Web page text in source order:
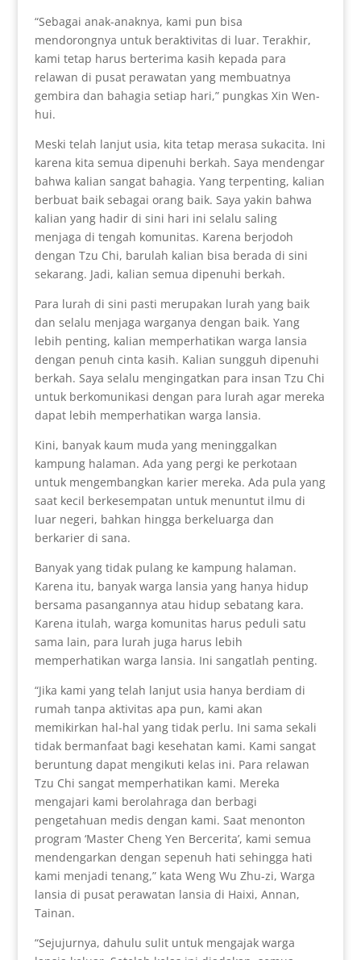
“Sebagai anak-anaknya, kami pun bisa
mendorongnya untuk beraktivitas di luar. Terakhir,
kami tetap harus berterima kasih kepada para
relawan di pusat perawatan yang membuatnya
gembira dan bahagia setiap hari,” pungkas Xin Wen-
hui.
Meski telah lanjut usia, kita tetap merasa sukacita. Ini
karena kita semua dipenuhi berkah. Saya mendengar
bahwa kalian sangat bahagia. Yang terpenting, kalian
berbuat baik sebagai orang baik. Saya yakin bahwa
kalian yang hadir di sini hari ini selalu saling
menjaga di tengah komunitas. Karena berjodoh
dengan Tzu Chi, barulah kalian bisa berada di sini
sekarang. Jadi, kalian semua dipenuhi berkah.
Para lurah di sini pasti merupakan lurah yang baik
dan selalu menjaga warganya dengan baik. Yang
lebih penting, kalian memperhatikan warga lansia
dengan penuh cinta kasih. Kalian sungguh dipenuhi
berkah. Saya selalu mengingatkan para insan Tzu Chi
untuk berkomunikasi dengan para lurah agar mereka
dapat lebih memperhatikan warga lansia.
Kini, banyak kaum muda yang meninggalkan
kampung halaman. Ada yang pergi ke perkotaan
untuk mengembangkan karier mereka. Ada pula yang
saat kecil berkesempatan untuk menuntut ilmu di
luar negeri, bahkan hingga berkeluarga dan
berkarier di sana.
Banyak yang tidak pulang ke kampung halaman.
Karena itu, banyak warga lansia yang hanya hidup
bersama pasangannya atau hidup sebatang kara.
Karena itulah, warga komunitas harus peduli satu
sama lain, para lurah juga harus lebih
memperhatikan warga lansia. Ini sangatlah penting.
“Jika kami yang telah lanjut usia hanya berdiam di
rumah tanpa aktivitas apa pun, kami akan
memikirkan hal-hal yang tidak perlu. Ini sama sekali
tidak bermanfaat bagi kesehatan kami. Kami sangat
beruntung dapat mengikuti kelas ini. Para relawan
Tzu Chi sangat memperhatikan kami. Mereka
mengajari kami berolahraga dan berbagi
pengetahuan medis dengan kami. Saat menonton
program ‘Master Cheng Yen Bercerita’, kami semua
mendengarkan dengan sepenuh hati sehingga hati
kami menjadi tenang,” kata Weng Wu Zhu-zi, Warga
lansia di pusat perawatan lansia di Haixi, Annan,
Tainan.
“Sejujurnya, dahulu sulit untuk mengajak warga